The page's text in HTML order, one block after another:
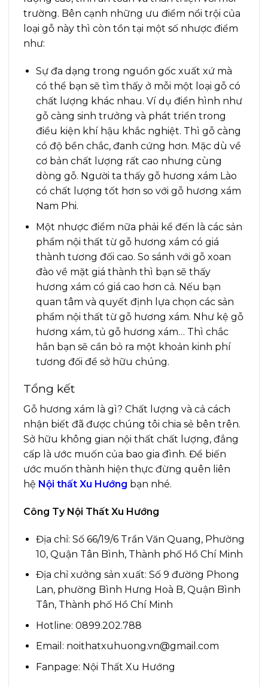
trường. Bên cạnh những ưu điểm nổi trội của
loại gỗ này thì còn tồn tại một số nhược điểm
như:
Sự đa dạng trong nguồn gốc xuất xứ mà
có thể bạn sẽ tìm thấy ở mỗi một loại gỗ có
chất lượng khác nhau. Ví dụ điển hình như
gỗ càng sinh trưởng và phát triển trong
điều kiện khí hậu khắc nghiệt. Thì gỗ càng
có độ bền chắc, đanh cứng hơn. Mặc dù về
cơ bản chất lượng rất cao nhưng cùng
dòng gỗ. Người ta thấy gỗ hương xám Lào
có chất lượng tốt hơn so với gỗ hương xám
Nam Phi.
Một nhược điểm nữa phải kể đến là các sản
phẩm nội thất từ gỗ hương xám có giá
thành tương đối cao. So sánh với gỗ xoan
đào về mặt giá thành thì bạn sẽ thấy
hương xám có giá cao hơn cả. Nếu bạn
quan tâm và quyết định lựa chọn các sản
phẩm nội thất từ gỗ hương xám. Như kệ gỗ
hương xám, tủ gỗ hương xám… Thì chắc
hẳn bạn sẽ cần bỏ ra một khoản kinh phí
tương đối để sở hữu chúng.
Tổng kết
Gỗ hương xám là gì? Chất lượng và cả cách
nhận biết đã được chúng tôi chia sẻ bên trên.
Sở hữu không gian nội thất chất lượng, đẳng
cấp là ước muốn của bao gia đình. Để biến
ước muốn thành hiện thực đừng quên liên
hệ Nội thất Xu Hướng bạn nhé.
Công Ty Nội Thất Xu Hướng
Địa chỉ: Số 66/19/6 Trần Văn Quang, Phường
10, Quận Tân Bình, Thành phố Hồ Chí Minh
Địa chỉ xưởng sản xuất: Số 9 đường Phong
Lan, phường Bình Hưng Hoà B, Quận Bình
Tân, Thành phố Hồ Chí Minh
Hotline: 0899.202.788
Email: noithatxuhuong.vn@gmail.com
Fanpage: Nội Thất Xu Hướng